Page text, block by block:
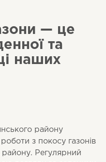
— це
та
наших
району
з покосу газонів
району. Регулярний